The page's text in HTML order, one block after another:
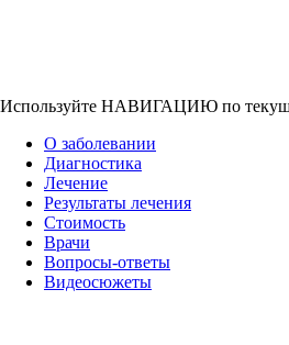
Используйте НАВИГАЦИЮ по
О заболевании
Диагностика
Лечение
Результаты лечения
Стоимость
Врачи
Вопросы-ответы
Видеосюжеты